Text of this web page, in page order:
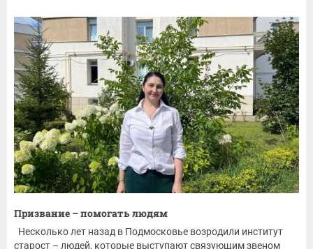
Призвание – помогать людям
Несколько лет назад в Подмосковье возродили институт
старост – людей, которые выступают связующим звеном